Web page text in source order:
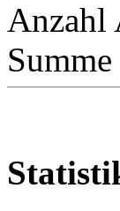
Anzahl